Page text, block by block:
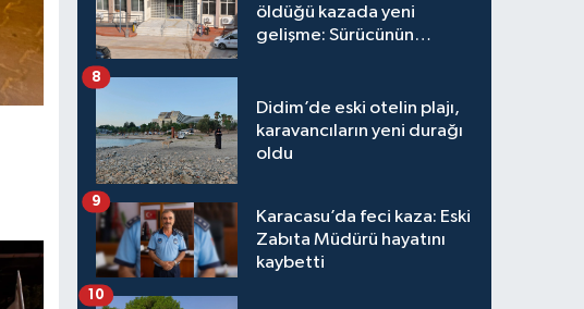
öldüğü kazada yeni
gelişme: Sürücünün
Didim’de eski otelin plajı,
karavancıların yeni durağı
oldu
8
Karacasu’da feci kaza: Eski
Zabıta Müdürü hayatını
kaybetti
9
10